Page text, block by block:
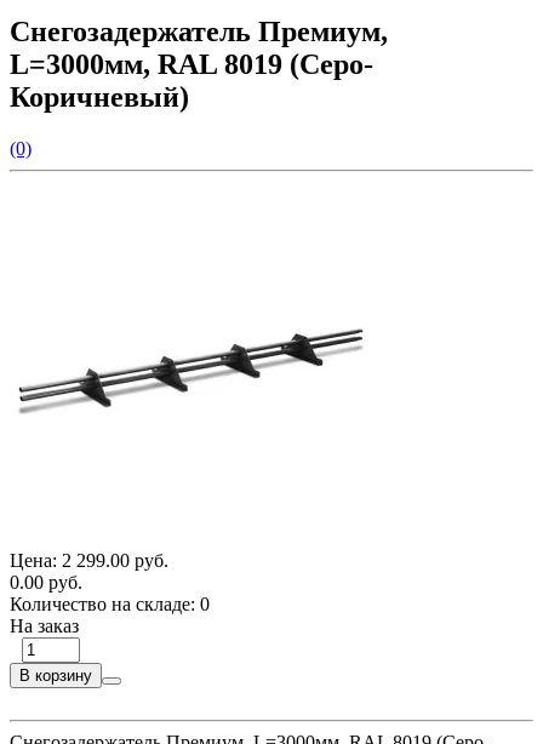
Снегозадержатель Премиум,
L=3000мм, RAL 8019 (Серо-
Коричневый)
(0)
Цена: 2 299.00 руб.
0.00 руб.
Количество на складе: 0
На заказ
В корзину